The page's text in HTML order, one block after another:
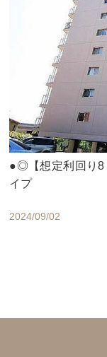
●◎【想定利回り8
イプ
2024/09/02